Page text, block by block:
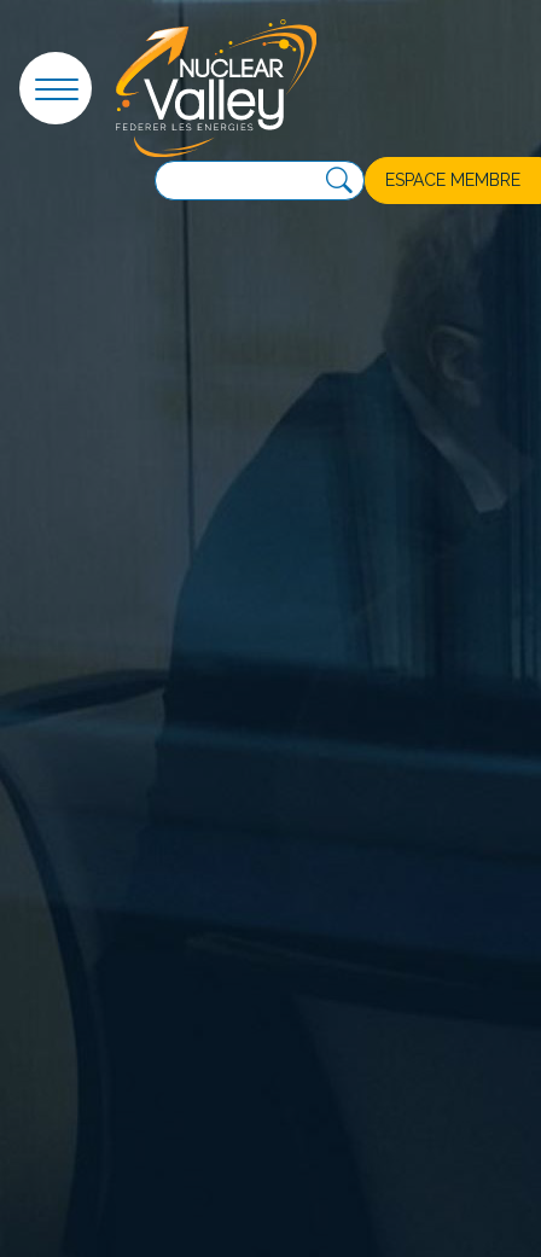
ESPACE MEMBRE
Panneau de gestion des cookies